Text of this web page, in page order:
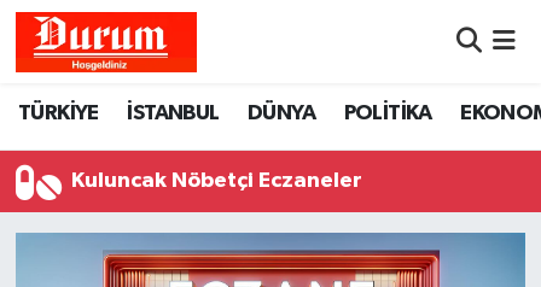
TÜRKİYE İSTANBUL DÜNYA POLİTİKA
Kuluncak Nöbetçi Eczaneler
Hava Durumu
Namaz Vakitleri
Trafik Durumu